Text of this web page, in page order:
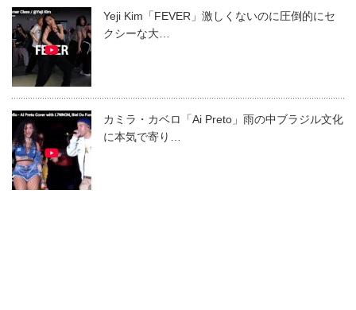
Yeji Kim「FEVER」激しくないのに圧倒的にセ
クシーな大…
カミラ・カベロ「Ai Preto」雨の中ブラジル文化
に本気で寄り…